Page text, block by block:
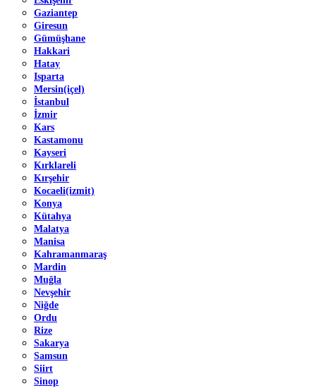
Gaziantep
Giresun
Gümüşhane
Hakkari
Hatay
Isparta
Mersin(içel)
İstanbul
İzmir
Kars
Kastamonu
Kayseri
Kırklareli
Kırşehir
Kocaeli(izmit)
Konya
Kütahya
Malatya
Manisa
Kahramanmaraş
Mardin
Muğla
Nevşehir
Niğde
Ordu
Rize
Sakarya
Samsun
Siirt
Sinop